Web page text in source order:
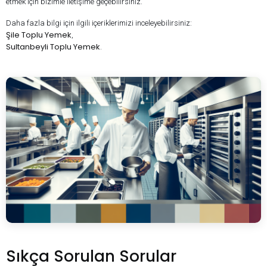
Daha fazla bilgi için ilgili içeriklerimizi inceleyebilirsiniz:
Şile Toplu Yemek
Sultanbeyli Toplu Yemek
Sıkça Sorulan Sorular